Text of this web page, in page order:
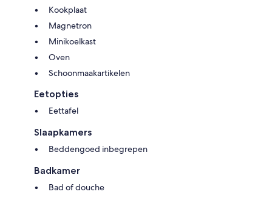
Kookplaat
Magnetron
Minikoelkast
Oven
Schoonmaakartikelen
Eetopties
Eettafel
Slaapkamers
Beddengoed inbegrepen
Badkamer
Bad of douche